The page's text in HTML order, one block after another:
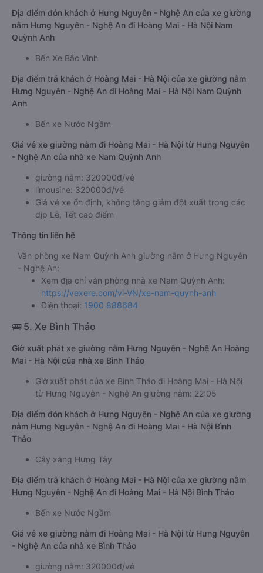
Địa điểm đón khách ở Hưng Nguyên - Nghệ An của xe giường
nằm Hưng Nguyên - Nghệ An đi Hoàng Mai - Hà Nội Nam
Quỳnh Anh
Bến Xe Bắc Vinh
Địa điểm trả khách ở Hoàng Mai - Hà Nội của xe giường nằm
Hưng Nguyên - Nghệ An đi Hoàng Mai - Hà Nội Nam Quỳnh
Anh
Bến xe Nước Ngầm
Giá vé xe giường nằm đi Hoàng Mai - Hà Nội từ Hưng Nguyên
- Nghệ An của nhà xe Nam Quỳnh Anh
giường nằm: 320000đ/vé
limousine: 320000đ/vé
Giá vé xe ổn định, không tăng giảm đột xuất trong các
dịp Lễ, Tết cao điểm
Thông tin liên hệ
Văn phòng xe Nam Quỳnh Anh giường nằm ở Hưng Nguyên
- Nghệ An:
Xem địa chỉ văn phòng nhà xe Nam Quỳnh Anh:
https://vexere.com/vi-VN/xe-nam-quynh-anh
Điện thoại: 1900 888684
🚌 5. Xe Bình Thảo
Giờ xuất phát xe giường nằm Hưng Nguyên - Nghệ An Hoàng
Mai - Hà Nội của nhà xe Bình Thảo
Giờ xuất phát của xe Bình Thảo đi Hoàng Mai - Hà Nội
từ Hưng Nguyên - Nghệ An giường nằm: 22:05
Địa điểm đón khách ở Hưng Nguyên - Nghệ An của xe giường
nằm Hưng Nguyên - Nghệ An đi Hoàng Mai - Hà Nội Bình
Thảo
Cây xăng Hưng Tây
Địa điểm trả khách ở Hoàng Mai - Hà Nội của xe giường nằm
Hưng Nguyên - Nghệ An đi Hoàng Mai - Hà Nội Bình Thảo
Bến xe Nước Ngầm
Giá vé xe giường nằm đi Hoàng Mai - Hà Nội từ Hưng Nguyên
- Nghệ An của nhà xe Bình Thảo
giường nằm: 320000đ/vé